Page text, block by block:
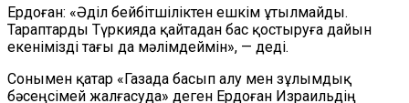
Ердоған: «Әділ бейбітшіліктен ешкім ұтылмайды.
Тараптарды Түркияда қайтадан бас қостыруға дайын
екенімізді тағы да мәлімдеймін», — деді.
Сонымен қатар «Газада басып алу мен зұлымдық
бәсеңсімей жалғасуда» деген Ердоған Израильдің